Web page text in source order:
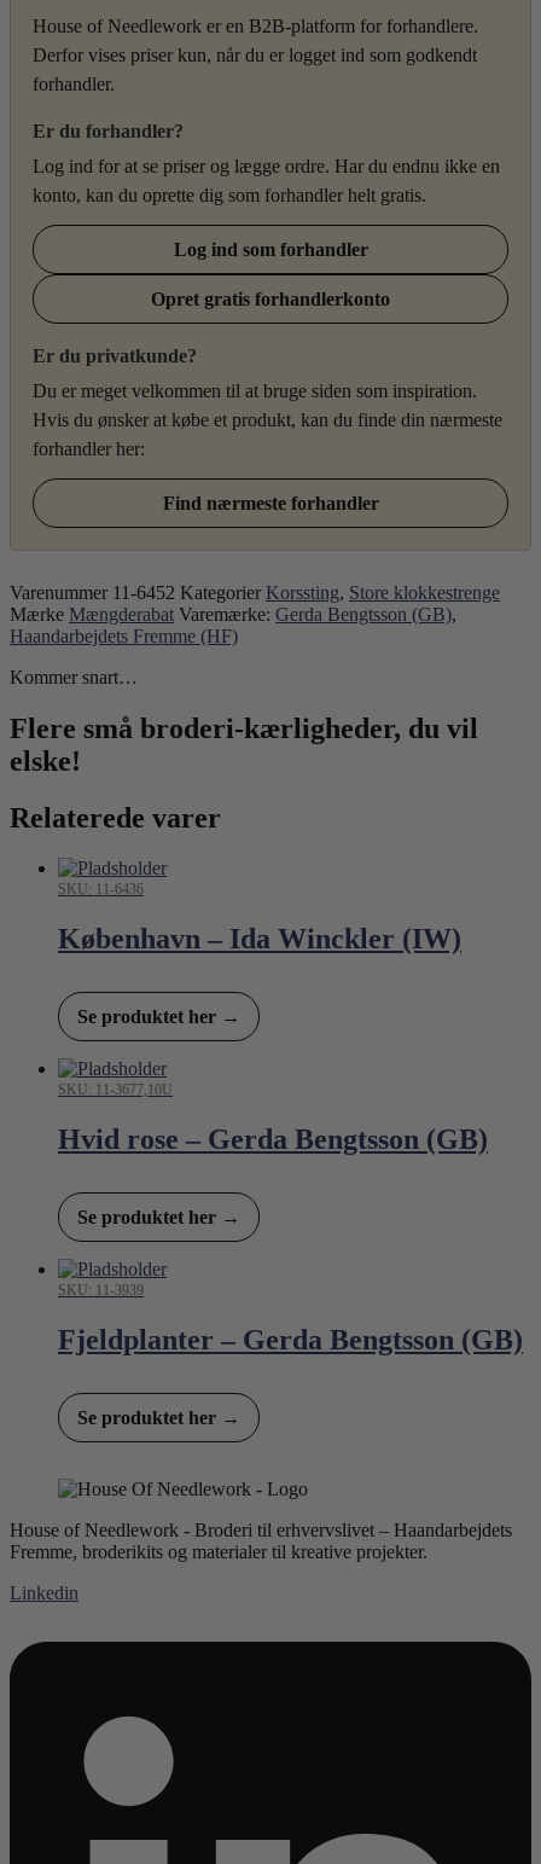
House of Needlework er en B2B-platform for forhandlere.
Derfor vises priser kun, når du er logget ind som godkendt
forhandler.
Er du forhandler?
Log ind for at se priser og lægge ordre. Har du endnu ikke en
konto, kan du oprette dig som forhandler helt gratis.
Log ind som forhandler
Opret gratis forhandlerkonto
Er du privatkunde?
Du er meget velkommen til at bruge siden som inspiration.
Hvis du ønsker at købe et produkt, kan du finde din nærmeste
forhandler her:
Find nærmeste forhandler
Varenummer 11-6452 Kategorier Korssting, Store klokkestrenge
Mærke Mængderabat Varemærke: Gerda Bengtsson (GB),
Haandarbejdets Fremme (HF)
Kommer snart…
Flere små broderi-kærligheder, du vil
elske!
Relaterede varer
SKU: 11-6436
København – Ida Winckler (IW)
Se produktet her →
SKU: 11-3677,10U
Hvid rose – Gerda Bengtsson (GB)
Se produktet her →
SKU: 11-3939
Fjeldplanter – Gerda Bengtsson (GB)
Se produktet her →
House of Needlework - Broderi til erhvervslivet – Haandarbejdets
Fremme, broderikits og materialer til kreative projekter.
Linkedin